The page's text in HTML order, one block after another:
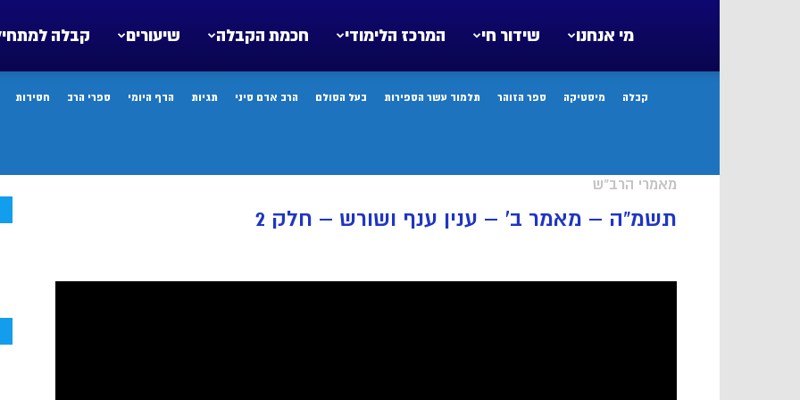
קבלה שיעורים חכמת הקבלה המרכז הלימודי שידור חי מי אנחנו
קבלה מיסטיקה ספר הזוהר תלמוד עשר הספירות בעל הסולם הרב אדם סיני תגיות הדף היומי ספרי הרב חסידות
מאמרי הרב"ש
תשמ”ה – מאמר ב’ – ענין ענף ושורש – חלק 2